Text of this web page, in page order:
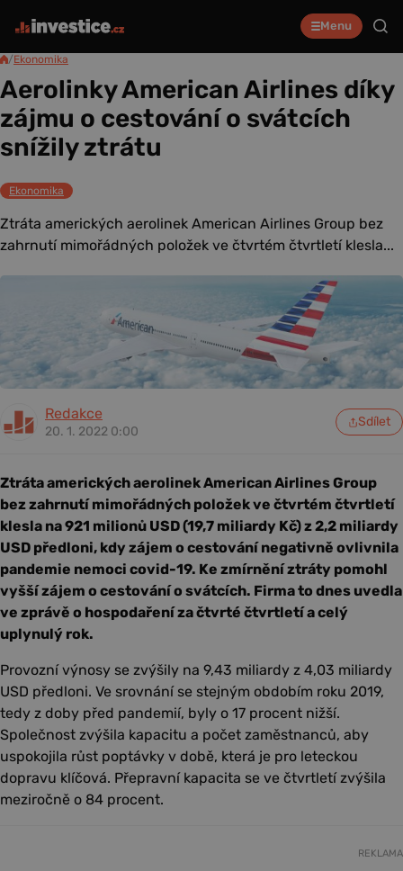
Menu
/Ekonomika
Aerolinky American Airlines díky
zájmu o cestování o svátcích
snížily ztrátu
Ekonomika
Ztráta amerických aerolinek American Airlines Group bez
zahrnutí mimořádných položek ve čtvrtém čtvrtletí klesla...
Redakce
20. 1. 2022 0:00
Sdílet
Ztráta amerických aerolinek American Airlines Group
bez zahrnutí mimořádných položek ve čtvrtém čtvrtletí
klesla na 921 milionů USD (19,7 miliardy Kč) z 2,2 miliardy
USD předloni, kdy zájem o cestování negativně ovlivnila
pandemie nemoci covid-19. Ke zmírnění ztráty pomohl
vyšší zájem o cestování o svátcích. Firma to dnes uvedla
ve zprávě o hospodaření za čtvrté čtvrtletí a celý
uplynulý rok.
Provozní výnosy se zvýšily na 9,43 miliardy z 4,03 miliardy
USD předloni. Ve srovnání se stejným obdobím roku 2019,
tedy z doby před pandemií, byly o 17 procent nižší.
Společnost zvýšila kapacitu a počet zaměstnanců, aby
uspokojila růst poptávky v době, která je pro leteckou
dopravu klíčová. Přepravní kapacita se ve čtvrtletí zvýšila
meziročně o 84 procent.
REKLAMA